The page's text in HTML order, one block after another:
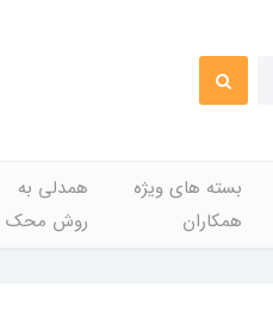
بسته های ویژه
همکاران
همدلی به
روش محک